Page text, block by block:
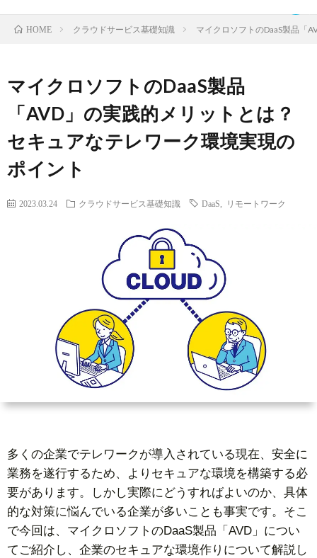
ス
基
礎
知
わ
せ
HOME クラウドサービス基礎知識 マイクロソフトのDaaS製品「
マイクロソフトのDaaS製品
「AVD」の実践的メリットとは？
セキュアなテレワーク環境実現の
ポイント
2023.03.24 クラウドサービス基礎知識 DaaS リモートワーク
多くの企業でテレワークが導入されている現在、安全に
業務を遂行するため、よりセキュアな環境を構築する必
要があります。しかし実際にどうすればよいのか、具体
的な対策に悩んでいる企業が多いことも事実です。そこ
で今回は、マイクロソフトのDaaS製品「AVD」につい
てご紹介し、企業のセキュアな環境作りについて解説し